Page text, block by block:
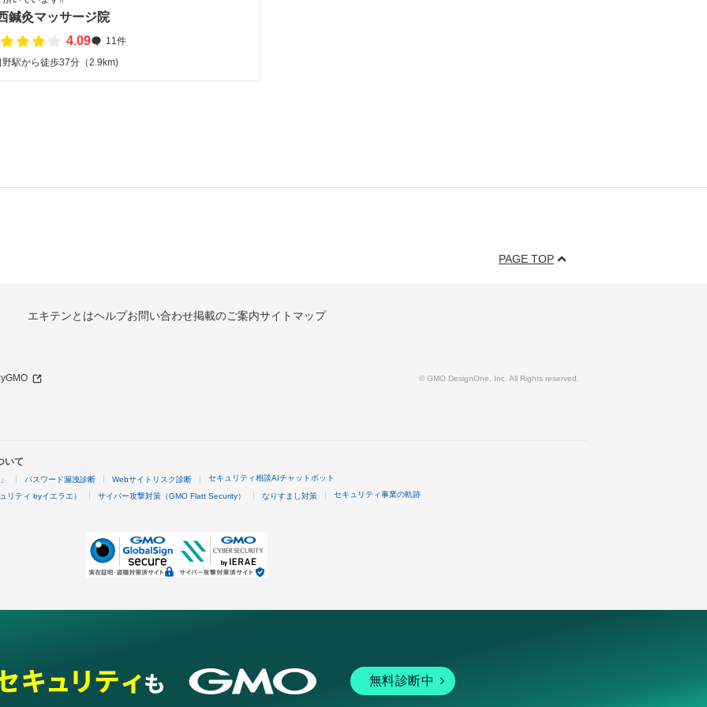
鍼灸マッサージ院
4.09
11件
野駅から徒歩37分（2.9km)
PAGE TOP
エキテンとはヘルプお問い合わせ掲載のご案内サイトマップ
© GMO DesignOne, Inc. All Rights reserved.
いて
パスワード漏洩診断 Webサイトリスク診断 セキュリティ相談AIチャットボット
リティ byイエラエ） サイバー攻撃対策（GMO Flatt Security） なりすまし対策 セキュリティ事業の軌跡
無料診断中